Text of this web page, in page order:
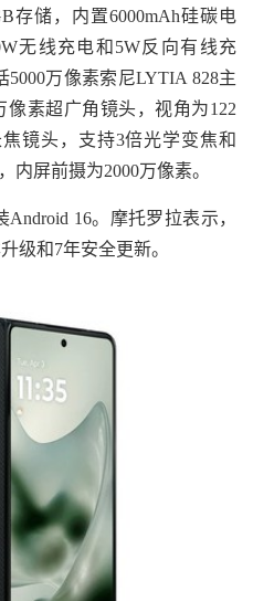
存储，内置6000mAh硅碳电
无线充电和5W反向有线充
万像素索尼LYTIA 828主
像素超广角镜头，视角为122
镜头，支持3倍光学变焦和
内屏前摄为2000万像素。
16。摩托罗拉表示，
级和7年安全更新。